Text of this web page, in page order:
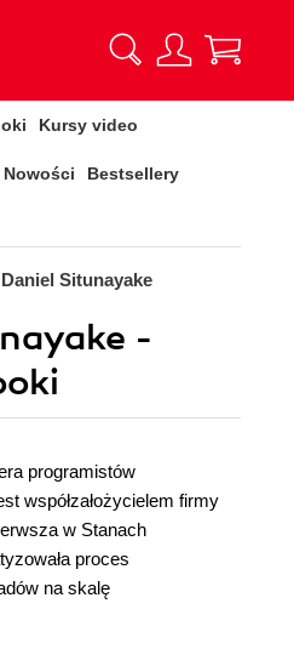
Kursy video
Nowości Bestsellery
Daniel Situnayake
-
programistów
współzałożycielem firmy
w Stanach
proces
na skalę